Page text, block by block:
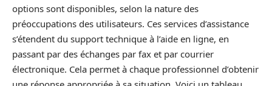
options sont disponibles, selon la nature des
préoccupations des utilisateurs. Ces services d’assistance
s’étendent du support technique à l’aide en ligne, en
passant par des échanges par fax et par courrier
électronique. Cela permet à chaque professionnel d’obtenir